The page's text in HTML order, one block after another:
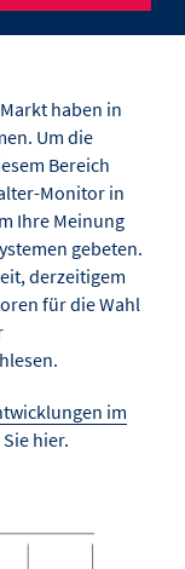
haben in
Um die
Bereich
Monitor in
Ihre Meinung
gebeten.
derzeitigem
für die Wahl
im
hier.